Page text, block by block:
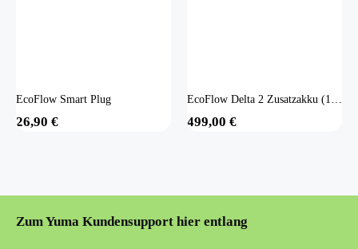
EcoFlow Smart Plug
26,90 €
EcoFlow Delta 2 Zusatzakku (1024 Wh)
499,00 €
Zum Yuma Kundensupport hier entlang